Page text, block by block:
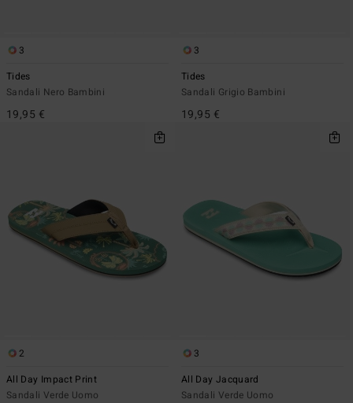
3
Tides
Sandali Nero Bambini
19,95 €
3
Tides
Sandali Grigio Bambini
19,95 €
2
All Day Impact Print
Sandali Verde Uomo
3
All Day Jacquard
Sandali Verde Uomo